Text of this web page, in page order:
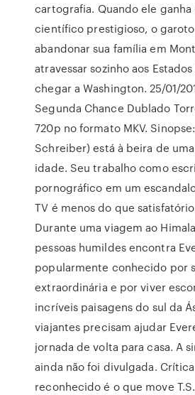
cartografia. Quando ele
científico prestigioso, o
abandonar sua família em
atravessar sozinho aos
chegar a Washington. 25/01/
Segunda Chance Dublado
720p no formato MKV.
Schreiber) está à beira de
idade. Seu trabalho como
pornográfico em um
TV é menos do que
Durante uma viagem ao
pessoas humildes encontra
popularmente conhecido por
extraordinária e por viver
incríveis paisagens do sul da
viajantes precisam ajudar
jornada de volta para casa. A
ainda não foi divulgada.
reconhecido é o que move